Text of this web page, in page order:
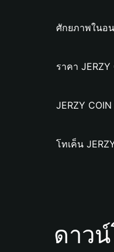
ศักยภาพในอน
ราคา
JERZY
โทเค็น
ดาว